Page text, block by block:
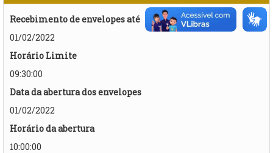
Recebimento de envelopes até
01/02/2022
Horário Limite
09:30:00
Data da abertura dos envelopes
01/02/2022
Horário da abertura
10:00:00